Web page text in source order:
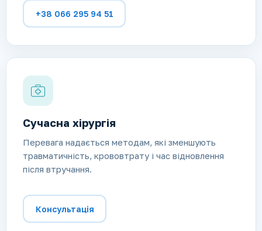
+38 066 295 94 51
Сучасна хірургія
Перевага надається методам, які зменшують
травматичність, крововтрату і час відновлення
після втручання.
Консультація